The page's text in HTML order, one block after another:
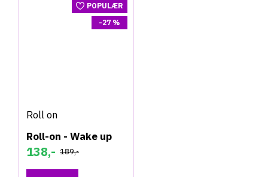
POPULÆR
-27 %
Roll on
Roll-on - Wake up
138,- 189,-